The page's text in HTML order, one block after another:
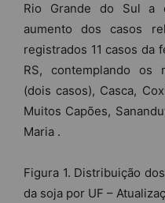
Rio Grande do Sul a
aumento dos casos
registrados 11 casos da
RS, contemplando os
(dois casos), Casca,
Muitos Capões,
Maria .
Figura 1. Distribuição
da soja por UF –